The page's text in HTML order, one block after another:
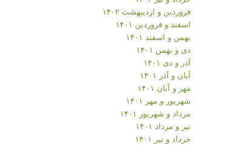
فروردین و اردیبهشت ۱۴۰۲
اسفند و فروردین ۱۴۰۱
بهمن و اسفند ۱۴۰۱
دی و بهمن ۱۴۰۱
آذر و دی ۱۴۰۱
آبان و آذر ۱۴۰۱
مهر و آبان ۱۴۰۱
شهریور و مهر ۱۴۰۱
مرداد و شهریور ۱۴۰۱
تیر و مرداد ۱۴۰۱
خرداد و تیر ۱۴۰۱